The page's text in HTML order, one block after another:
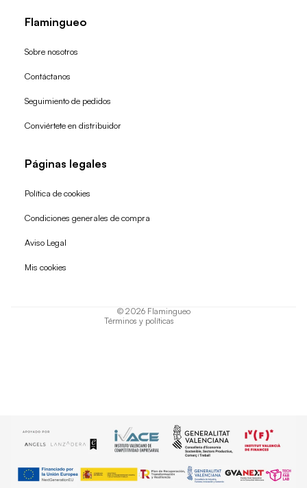
Flamingueo
Sobre nosotros
Contáctanos
Seguimiento de pedidos
Conviértete en distribuidor
Páginas legales
Política de cookies
Condiciones generales de compra
Aviso Legal
Mis cookies
© 2026 Flamingueo
Términos y políticas